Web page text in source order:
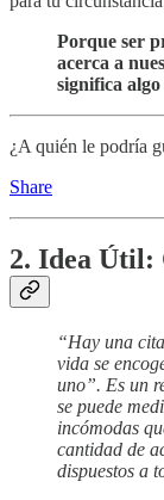
Porque ser
acerca a
significa
¿A quién le podría
Share
2. Idea Útil:
“Hay una
vida se
uno”. Es un
se puede
incómodas
cantidad de
dispuestos a